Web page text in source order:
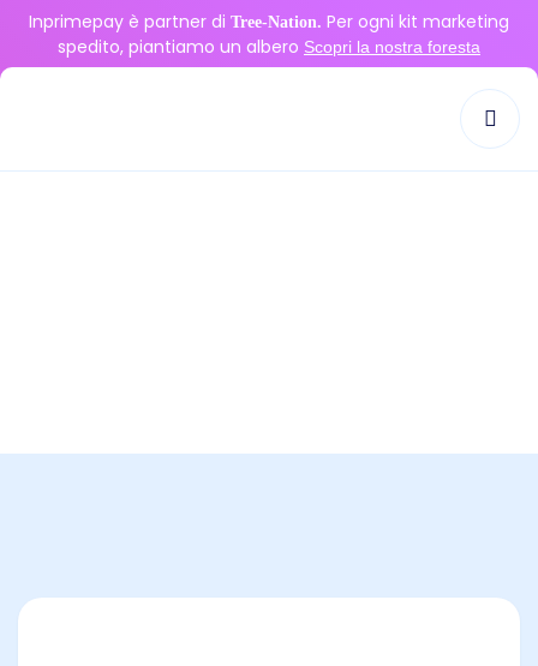
Inprimepay è partner di Tree-Nation. Per ogni kit marketing
spedito, piantiamo un albero Scopri la nostra foresta